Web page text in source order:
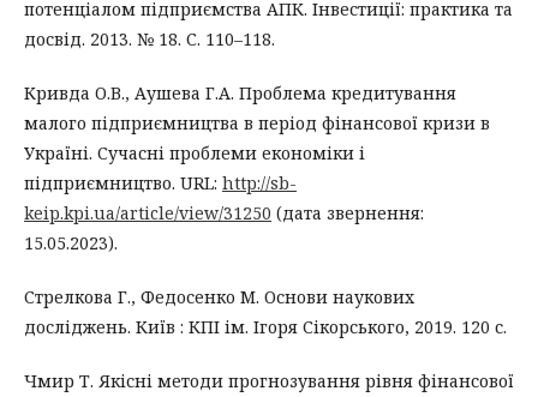
потенціалом підприємства АПК. Інвестиції: практика та
досвід. 2013. № 18. С. 110–118.
Кривда О.В., Аушева Г.А. Проблема кредитування
малого підприємництва в період фінансової кризи в
Україні. Сучасні проблеми економіки і
підприємництво. URL: http://sb-
keip.kpi.ua/article/view/31250 (дата звернення:
15.05.2023).
Стрелкова Г., Федосенко М. Основи наукових
досліджень. Київ : КПІ ім. Ігоря Сікорського, 2019. 120 с.
Чмир Т. Якісні методи прогнозування рівня фінансової